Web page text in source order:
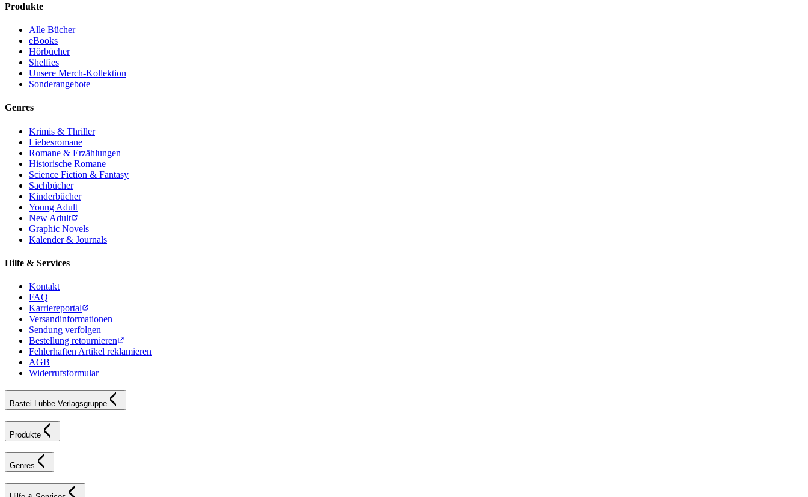
Produkte
Alle Bücher
eBooks
Hörbücher
Shelfies
Unsere Merch-Kollektion
Sonderangebote
Genres
Krimis & Thriller
Liebesromane
Romane & Erzählungen
Historische Romane
Science Fiction & Fantasy
Sachbücher
Kinderbücher
Young Adult
New Adult
Graphic Novels
Kalender & Journals
Hilfe & Services
Kontakt
FAQ
Karriereportal
Versandinformationen
Sendung verfolgen
Bestellung retournieren
Fehlerhaften Artikel reklamieren
AGB
Widerrufsformular
Bastei Lübbe Verlagsgruppe
Produkte
Genres